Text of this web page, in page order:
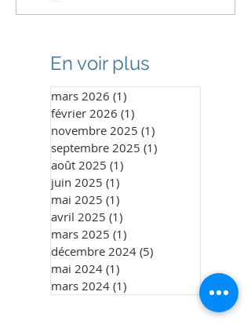
En voir plus
mars 2026 (1)
février 2026 (1)
novembre 2025 (1)
septembre 2025 (1)
août 2025 (1)
juin 2025 (1)
mai 2025 (1)
avril 2025 (1)
mars 2025 (1)
décembre 2024 (5)
mai 2024 (1)
mars 2024 (1)